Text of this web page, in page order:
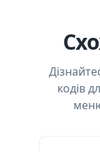
кодів